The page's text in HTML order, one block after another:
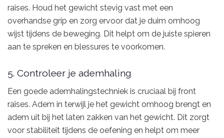
raises. Houd het gewicht stevig vast met een
overhandse grip en zorg ervoor dat je duim omhoog
wijst tijdens de beweging. Dit helpt om de juiste spieren
aan te spreken en blessures te voorkomen.
5. Controleer je ademhaling
Een goede ademhalingstechniek is cruciaal bij front
raises. Adem in terwijl je het gewicht omhoog brengt en
adem uit bij het laten zakken van het gewicht. Dit zorgt
voor stabiliteit tijdens de oefening en helpt om meer